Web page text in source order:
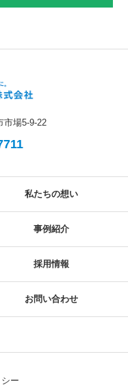
市場5-9-22
私たちの想い
事例紹介
採用情報
お問い合わせ
ー